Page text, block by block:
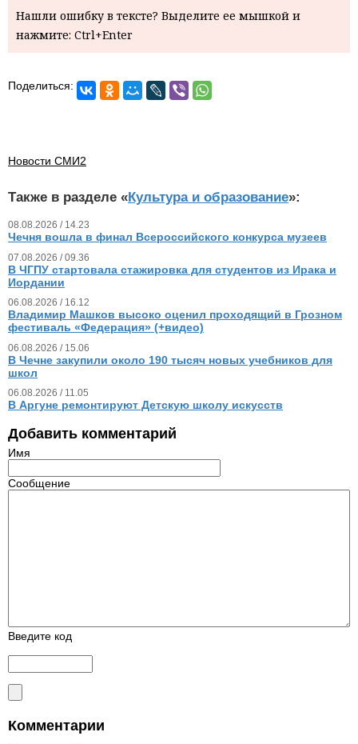
Нашли ошибку в тексте? Выделите ее мышкой и
нажмите: Ctrl+Enter
Поделиться:
Новости СМИ2
Также в разделе «Культура и образование»:
08.08.2026 / 14.23
Чечня вошла в финал Всероссийского конкурса музеев
07.08.2026 / 09.36
В ЧГПУ стартовала стажировка для студентов из Ирака и
Иордании
06.08.2026 / 16.12
Владимир Машков высоко оценил проходящий в Грозном
фестиваль «Федерация» (+видео)
06.08.2026 / 15.06
В Чечне закупили около 190 тысяч новых учебников для
школ
06.08.2026 / 11.05
В Аргуне ремонтируют Детскую школу искусств
Добавить комментарий
Имя
Сообщение
Введите код
Комментарии